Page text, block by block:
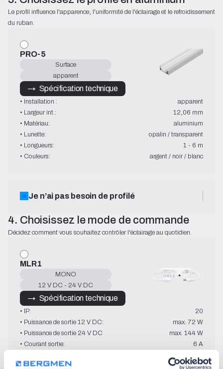
Le profil influence l'apparence, l'uniformité de l'éclairage et le refroidissement
du ruban.
PRO-5
Surface
apparent
→   Spécification technique
• Installation :
apparent
• Largeur int.:
12,06 mm
• Matériau:
aluminium
• Lunette:
opalin / transparent
• Longueurs:
1 - 6 m
• Couleurs:
argent / noir / blanc
Je n’ai pas besoin de profilé
4. Choisissez le mode de commande
Décidez comment vous souhaitez contrôler l'éclairage au quotidien.
MLR1
MONO
12 V DC - 24 V DC
→   Spécification technique
• IP:
20
• Puissance de sortie 12 V DC:
max. 72 W
• Puissance de sortie 24 V DC
max. 144 W
• Courant sortie:
6 A
2,4 GHz
• Température de fonctionnement:
-10~40°C